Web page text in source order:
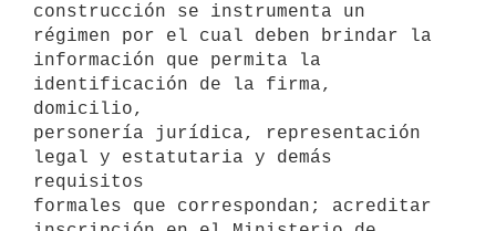
construcción se instrumenta un
régimen por el cual deben brindar la
información que permita la
identificación de la firma,
domicilio,
personería jurídica, representación
legal y estatutaria y demás
requisitos
formales que correspondan; acreditar